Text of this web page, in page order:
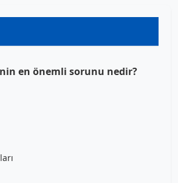
en önemli sorunu nedir?